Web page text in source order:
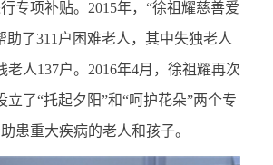
专项补贴。2015年，“徐祖耀慈善爱
助了311户困难老人，其中失独老人
老人137户。2016年4月，徐祖耀再次
立了“托起夕阳”和“呵护花朵”两个专
患重大疾病的老人和孩子。